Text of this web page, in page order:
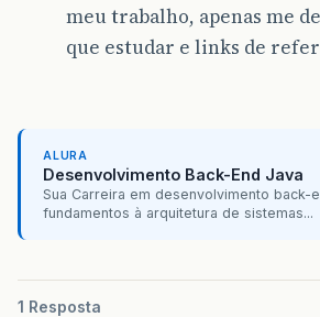
meu trabalho, apenas me
que estudar e links de
ALURA
Desenvolvimento Back-End Java
Sua Carreira em desenvolvimento back-
fundamentos à arquitetura de sistemas...
1 Resposta